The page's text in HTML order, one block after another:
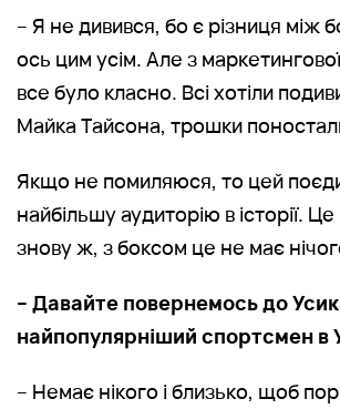
– Я не дивився, бо є різниця між
ось цим усім. Але з
все було класно. Всі хотіли
Майка Тайсона, трошки
Якщо не помиляюся, то цей
найбільшу аудиторію в історії.
знову ж, з боксом це не має
– Давайте повернемось до
найпопулярніший спортсмен в
– Немає нікого і близько, щоб